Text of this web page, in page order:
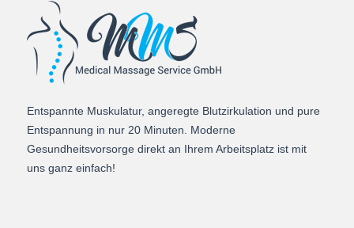
Entspannte Muskulatur, angeregte Blutzirkulation und pure
Entspannung in nur 20 Minuten. Moderne
Gesundheitsvorsorge direkt an Ihrem Arbeitsplatz ist mit
uns ganz einfach!